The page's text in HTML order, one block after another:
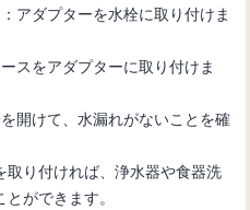
：アダプターを水栓に取り付けま
ースをアダプターに取り付けま
を開けて、水漏れがないことを確
り付ければ、浄水器や食器洗
ができます。